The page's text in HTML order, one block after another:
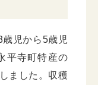
児から5歳児
平寺町特産の
ました。収穫